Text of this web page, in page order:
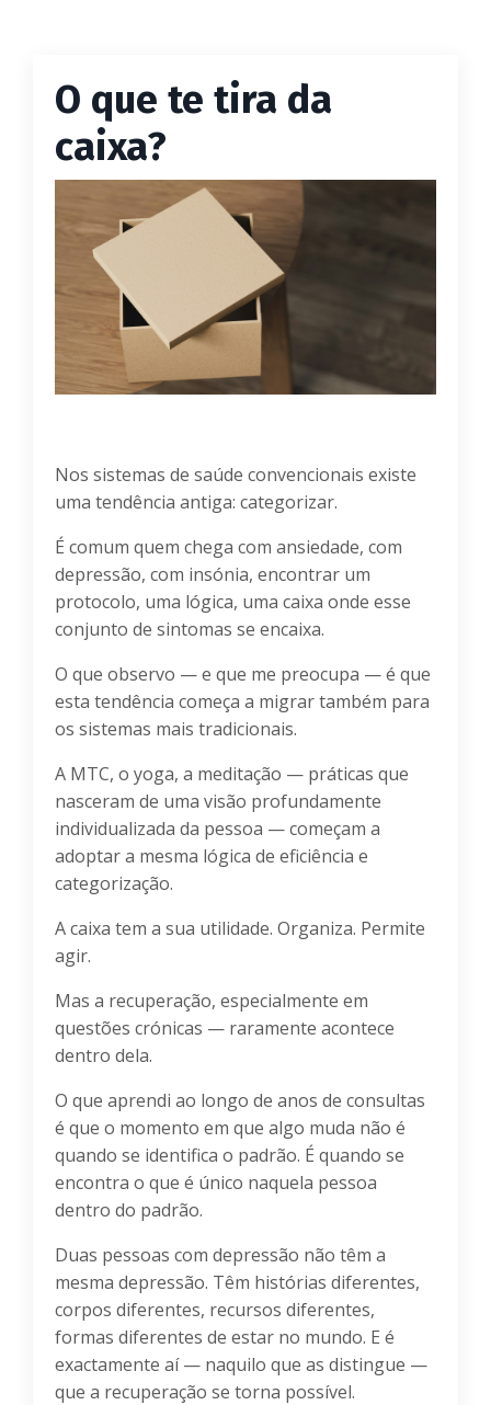
O que te tira da
caixa?
Nos sistemas de saúde convencionais existe
uma tendência antiga: categorizar.
É comum quem chega com ansiedade, com
depressão, com insónia, encontrar um
protocolo, uma lógica, uma caixa onde esse
conjunto de sintomas se encaixa.
O que observo — e que me preocupa — é que
esta tendência começa a migrar também para
os sistemas mais tradicionais.
A MTC, o yoga, a meditação — práticas que
nasceram de uma visão profundamente
individualizada da pessoa — começam a
adoptar a mesma lógica de eficiência e
categorização.
A caixa tem a sua utilidade. Organiza. Permite
agir.
Mas a recuperação, especialmente em
questões crónicas — raramente acontece
dentro dela.
O que aprendi ao longo de anos de consultas
é que o momento em que algo muda não é
quando se identifica o padrão. É quando se
encontra o que é único naquela pessoa
dentro do padrão.
Duas pessoas com depressão não têm a
mesma depressão. Têm histórias diferentes,
corpos diferentes, recursos diferentes,
formas diferentes de estar no mundo. E é
exactamente aí — naquilo que as distingue —
que a recuperação se torna possível.